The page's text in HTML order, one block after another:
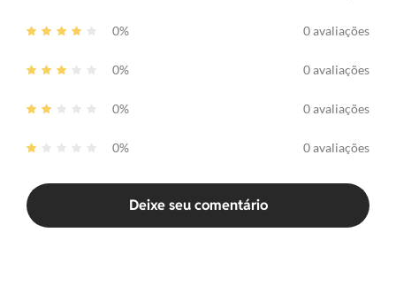
0% 0 avaliações
0% 0 avaliações
0% 0 avaliações
0% 0 avaliações
Deixe seu comentário